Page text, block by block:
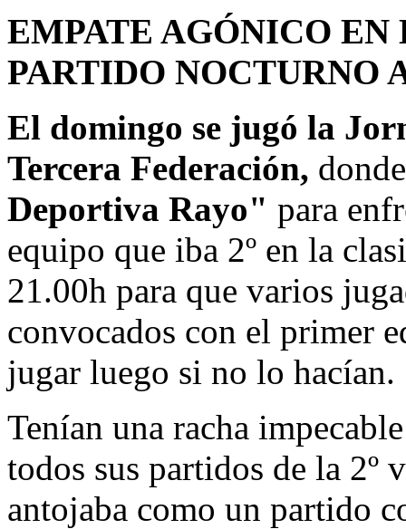
EMPATE AGÓNICO
PARTIDO NOCTURNO
El domingo se jugó la
Tercera Federación,
Deportiva Rayo" para
equipo que iba 2º en la
21.00h para que varios
convocados con el primer
jugar luego si no lo hacían.
Tenían una racha
todos sus partidos de la 2º
antojaba como un partido